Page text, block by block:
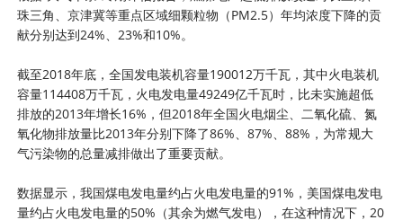
珠三角、京津冀等重点区域细颗粒物（PM2.5）年均浓度下降的贡
献分别达到24%、23%和10%。
截至2018年底，全国发电装机容量190012万千瓦，其中火电装机
容量114408万千瓦，火电发电量49249亿千瓦时，比未实施超低
排放的2013年增长16%，但2018年全国火电烟尘、二氧化硫、氮
氧化物排放量比2013年分别下降了86%、87%、88%，为常规大
气污染物的总量减排做出了重要贡献。
数据显示，我国煤电发电量约占火电发电量的91%，美国煤电发电
量约占火电发电量的50%（其余为燃气发电），在这种情况下，20